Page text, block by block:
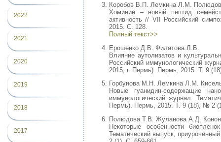
2022
2021
2020
2019
2018
2017
Коробов В.П. Лемкина Л.М.
Хоминин – новый пептид
активность // VII Российский
2015. С. 128.
Полный текст>>
Ерошенко Д.В. Филатова Л.Б.
Влияние аутолизатов и
Российский иммунологический
2015, г. Пермь). Пермь, 2015. Т. 9
Горбунова М.Н. Лемкина Л.М.
Новые гуанидин-содержащие
иммунологический журнал.
Пермь). Пермь, 2015. Т. 9 (18), № 2
Полюдова Т.В. Жуланова А.Д.
Некоторые особенности
Тематический выпуск,